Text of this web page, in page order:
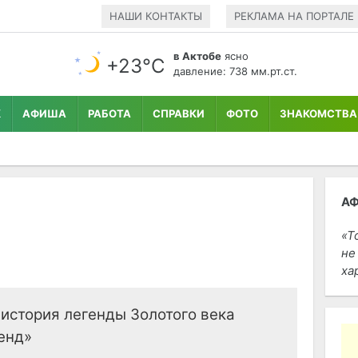
НАШИ КОНТАКТЫ РЕКЛАМА НА ПОРТАЛЕ
+23°С в Актобе ясно
давление: 738 мм.рт.ст.
АФИША РАБОТА СПРАВКИ ФОТО ЗНАКОМСТВА
легенды Золотого века
не